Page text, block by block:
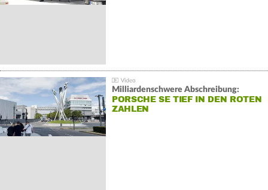
Milliardenschwere Abschreibung:
PORSCHE SE TIEF IN DEN ROTEN
ZAHLEN